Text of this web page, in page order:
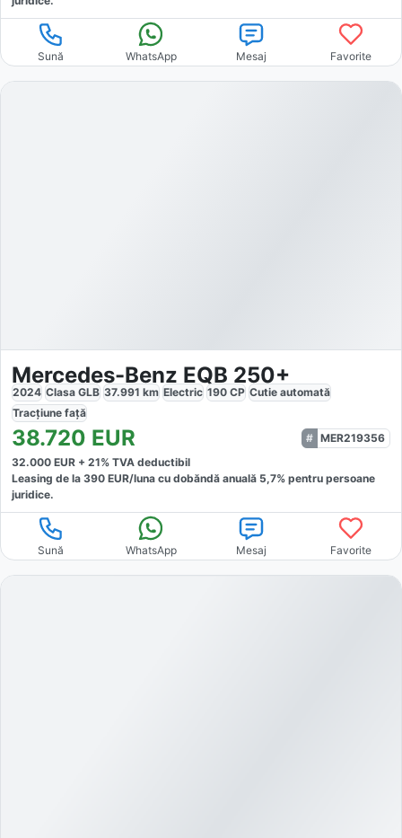
Sună WhatsApp Mesaj Favorite
Mercedes-Benz EQB 250+
2024 Clasa GLB 37.991 km Electric 190 CP Cutie automată
Tracțiune față
38.720 EUR
MER219356
32.000 EUR + 21% TVA deductibil
Leasing de la 390 EUR/luna cu dobăndă anuală 5,7% pentru persoane
juridice.
Sună WhatsApp Mesaj Favorite